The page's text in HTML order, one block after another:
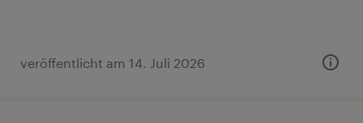
veröffentlicht am 14. Juli 2026